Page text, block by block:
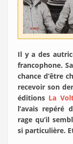
Il y a des
francophone.
chance d’être
recevoir son
éditions La
l’avais repéré
rage qu’il
si particulière.